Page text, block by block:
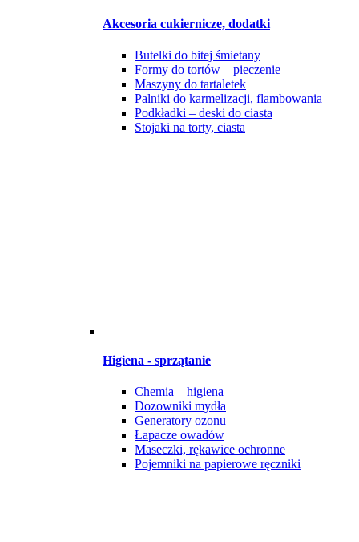
Akcesoria cukiernicze, dodatki
Butelki do bitej śmietany
Formy do tortów – pieczenie
Maszyny do tartaletek
Palniki do karmelizacji, flambowania
Podkładki – deski do ciasta
Stojaki na torty, ciasta
Higiena - sprzątanie
Chemia – higiena
Dozowniki mydła
Generatory ozonu
Łapacze owadów
Maseczki, rękawice ochronne
Pojemniki na papierowe ręczniki